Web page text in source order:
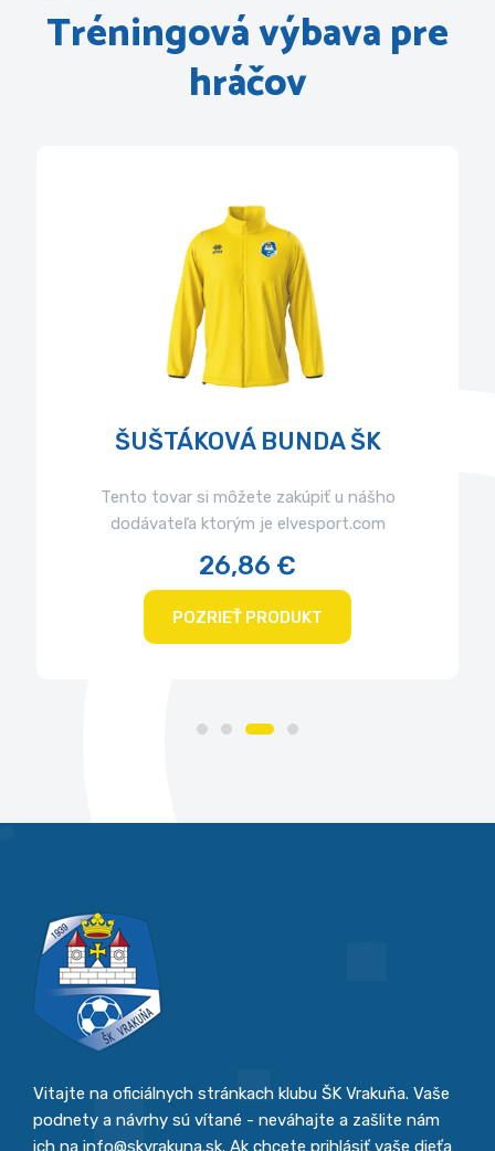
Tréningová výbava pre
hráčov
ŠUŠTÁKOVÁ BUNDA ŠK
Tento tovar si môžete zakúpiť u nášho
dodávateľa ktorým je elvesport.com
26,86 €
POZRIEŤ PRODUKT
Vitajte na oficiálnych stránkach klubu ŠK Vrakuňa. Vaše
podnety a návrhy sú vítané - neváhajte a zašlite nám
ich na info@skvrakuna.sk. Ak chcete prihlásiť vaše dieťa